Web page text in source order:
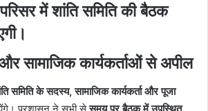
में शांति समिति की बैठक
।
सामाजिक कार्यकर्ताओं से अपील
समिति के सदस्य, सामाजिक कार्यकर्ता और पूजा